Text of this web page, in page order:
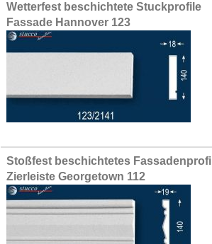
Wetterfest beschichtete Stuckprofile
Fassade Hannover 123
Stoßfest beschichtetes Fassadenprofil
Zierleiste Georgetown 112